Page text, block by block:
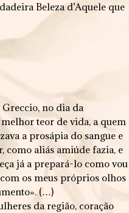
Beleza d’Aquele que
no dia da
teor de vida, a quem
a prosápia do sangue e
como aliás amiúde fazia, e
já a prepará-lo como vou
os meus próprios olhos
(…)
da região, coração